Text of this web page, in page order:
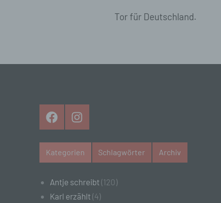
Tor für Deutschland.
FacebookInstagram
Kategorien Schlagwörter Archiv
Antje schreibt (120)
Karl erzählt (4)